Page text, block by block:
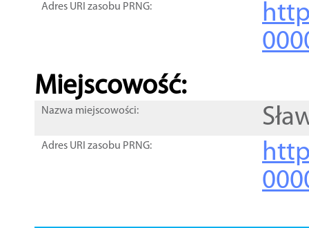
Adres URI zasobu PRNG:
Miejscowość:
Nazwa miejscowości:
Adres URI zasobu PRNG: